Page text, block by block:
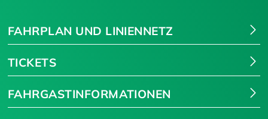
FAHRPLAN UND LINIENNETZ
TICKETS
FAHRGASTINFORMATIONEN